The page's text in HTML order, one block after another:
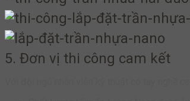
5. Đơn vị thi công cam kết